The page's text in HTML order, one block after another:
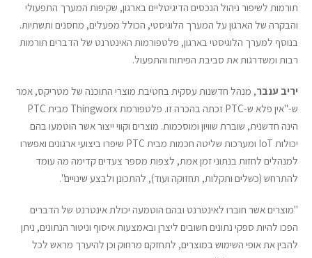
תורמות לשיפור ניהול הנכסים הדיגיטליים בארגון, שקיפות המערך התפעולי
והבקרה של הארגון על המערך הלוגיסטי, הכולל מפעלים, מחסנים ותשתיות.
בנוסף למערך הלוגיסטי בארגון, פלטפורמות האינטרנט של הדברים תורמות
רבות ומשדרגות את סביבת הפיתוח והתפעול.
יריב ענבר, מנהל חדשנות עסקית בחטיבת מוצרי התוכנה של מטריקס, אמר
ש-"אין פלא ש-PTC זכתה בהכרה זו. פלטפורמת Thingworx מבית PTC
הינה חדשנית, שוברת שוויון ומוסכמות. מוצרים וקווי ייצור אשר הוטמעו בהם
יכולות IoT ומערכות שליטה חכמות מבית PTC שיפרו ביצועי ארגונים ואפשרו
למנהלים לחזות בנתוני זמן אמת, לצפות מספר צעדים קדימה מה עומד
להתרחש (כשלים ותקלות, תחזוקה ועוד), להתכונן ולבצע שינויים".
"מוצרים אשר חוברו לאינטרנט ובהם הוטמעה יכולת אינטרנט של הדברים
הפכו להיות ספקי נתונים חשובים ליצרן ובאמצעות איסוף וניטור הנתונים, ניתן
להבין את אופי השימוש במוצרים, לתחזקם מרחוק וכן להיערך מראש לכל